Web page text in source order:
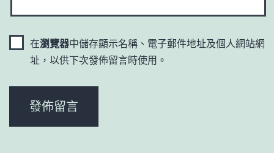
在瀏覽器中儲存顯示名稱、電子郵件地址及個人網站網
址，以供下次發佈留言時使用。